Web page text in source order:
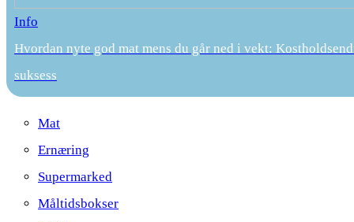
Info
Hvordan nyte god mat mens du går ned i vekt:
suksess
Mat
Ernæring
Supermarked
Måltidsbokser